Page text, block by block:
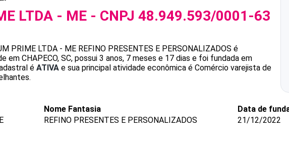
LTDA - ME - CNPJ 48.949.593/0001-63
PRIME LTDA - ME REFINO PRESENTES E PERSONALIZADOS é
em CHAPECO, SC, possui 3 anos, 7 meses e 17 dias e foi fundada em
é ATIVA e sua principal atividade econômica é Comércio varejista de
Nome Fantasia
REFINO PRESENTES E PERSONALIZADOS
Data de
21/12/2022